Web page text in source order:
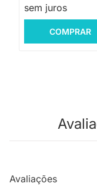
sem juros
COMPRAR
Avaliações